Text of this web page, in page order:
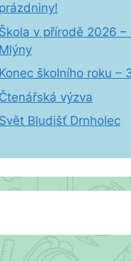
prázdniny!
Škola v přírodě 2026 –
Mlýny
Konec školního roku –
Čtenářská výzva
Svět Bludišť Drnholec